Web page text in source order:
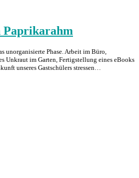
Paprikarahm
unorganisierte Phase. Arbeit im Büro,
Unkraut im Garten, Fertigstellung eines eBooks
unseres Gastschülers stressen…